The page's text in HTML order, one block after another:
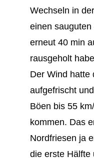
Wechseln in
einen
erneut 40 min
rausgeholt
Der Wind hatte
aufgefrischt
Böen bis 55
kommen. Das
Nordfriesen ja
die erste Hälfte